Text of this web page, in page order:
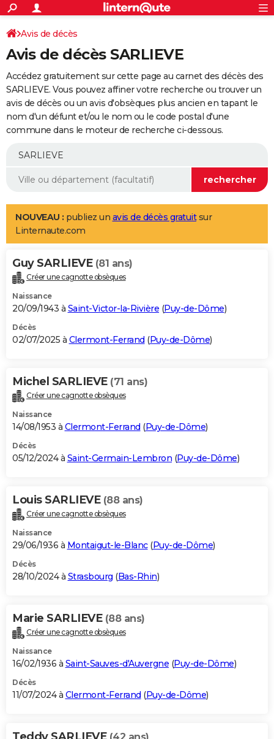
ACTUALITÉS
Politique
Société
Faits Divers
Education
Monde
Villes
+
SPORT
Coupe du monde 2026
Football
Tennis
Cyclisme
Rugby
Forum
Programme TV
TNT
Streaming
Cinéma
Sorties cinéma
Musique
+
FINANCE
Retraite
Epargne
Immobilier
Risques naturels par ville
Banque
Assurance
AUTO
Essais
Réserver un essai
Citadines
Berlines
SUV
Forum auto
+
Mobiles
Meilleur smartphone
Internet
Ordinateurs
Jeux vidéo
Guide high-tech
Aménagement intérieur
LIFESTYLE
Art de vivre
Bien-être
Loisirs
Mode
Modes de vie
Alimentation
Guide de la santé
Maladies
Médicaments
Sommeil
VOYAGE
Destinations
City break
Voyage nature
Voyage de noces
Forum
Climat
+PHOTO
GUIDES D'ACHAT
BONS PLANS
Carte de Noël
Carte Bonne année
Carte Saint-Valentin
Carte Pâques
Carte d'anniversaire
DICTIONNAIRE
Dictionnaire
Biographies
Citations
Expressions
Proverbes
PROGRAMME TV
S'inscrire
Se connecter
Lycées
Collèges
Primaires
Universités
Entreprises
Service militaire
Avis de recherche
AVIS DE DÉCÈS
Bricolage
Lifestyle
Culture
Sport
Auto
Television
Voyage
Cinema
Avis de décès
Avis de décès SARLIEVE
Accédez gratuitement sur cette page au carnet des décès des
SARLIEVE. Vous pouvez affiner votre recherche ou trouver un
avis de décès ou un avis d'obsèques plus ancien en tapant le
nom d'un défunt et/ou le nom ou le code postal d'une
commune dans le moteur de recherche ci-dessous.
NOUVEAU : publiez un avis de décès gratuitsur
Linternaute.com
Guy SARLIEVE (81 ans)
Créer une cagnotte obsèques
Naissance
20/09/1943 à Saint-Victor-la-Rivière (Puy-de-Dôme)
Décès
02/07/2025 à Clermont-Ferrand (Puy-de-Dôme)
Michel SARLIEVE (71 ans)
Créer une cagnotte obsèques
Naissance
14/08/1953 à Clermont-Ferrand (Puy-de-Dôme)
Décès
05/12/2024 à Saint-Germain-Lembron (Puy-de-Dôme)
Louis SARLIEVE (88 ans)
Créer une cagnotte obsèques
Naissance
29/06/1936 à Montaigut-le-Blanc(Puy-de-Dôme)
Décès
28/10/2024 à Strasbourg (Bas-Rhin)
Marie SARLIEVE (88 ans)
Créer une cagnotte obsèques
Naissance
16/02/1936 à Saint-Sauves-d'Auvergne (Puy-de-Dôme)
Décès
11/07/2024 à Clermont-Ferrand (Puy-de-Dôme)
Teddy SARLIEVE (42 ans)